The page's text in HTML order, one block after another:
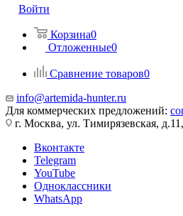
Войти
Корзина0
Отложенные0
Сравнение товаров0
info@artemida-hunter.ru
Для коммерческих предложений:
г. Москва, ул. Тимирязевская,
Вконтакте
Telegram
YouTube
Одноклассники
WhatsApp